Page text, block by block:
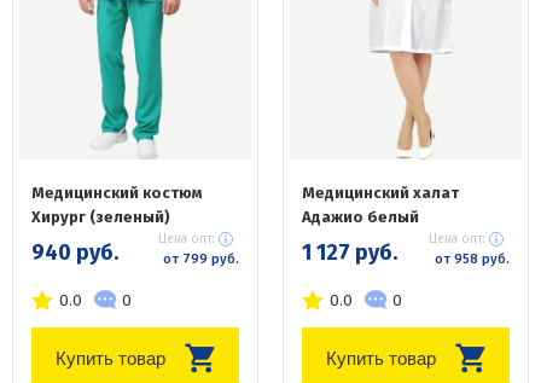
Медицинский костюм
Хирург (зеленый)
940 руб. Цена опт:
от 799 руб.
0.0 0
Купить товар
Медицинский халат
Адажио белый
1 127 руб. Цена опт:
от 958 руб.
0.0 0
Купить товар